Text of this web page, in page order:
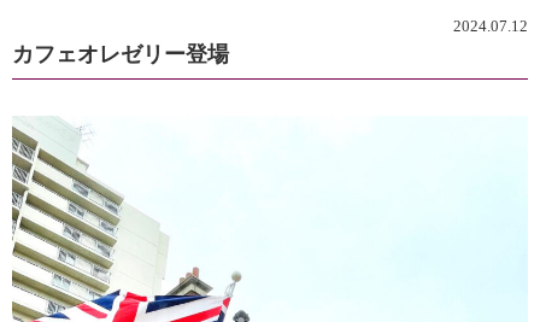
カフェオレゼリー登場
2024.07.12